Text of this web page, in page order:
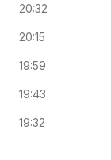
20:32
20:15
19:59
19:43
19:32